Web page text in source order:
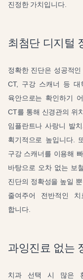
진정한 가치입니다.
최첨단 디지털
정확한 진단은 성공적
CT, 구강 스캐너 등 대
육안으로는 확인하기
CT를 통해 신경관의 위
임플란트나 사랑니 발
획기적으로 높입니다.
구강 스캐너를 이용해
바탕으로 오차 없는 보
진단의 정확성을 높일
줄여주어 전반적인
합니다.
과잉진료 없는
치과 선택 시 많은